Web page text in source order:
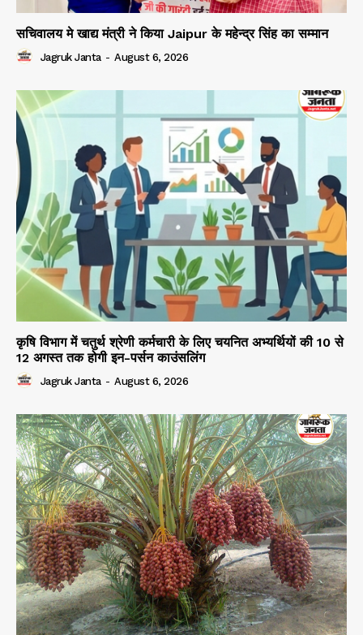
सचिवालय मे खाद्य मंत्री ने किया Jaipur के महेन्द्र सिंह का सम्मान
Jagruk Janta - August 6, 2026
कृषि विभाग में चतुर्थ श्रेणी कर्मचारी के लिए चयनित अभ्यर्थियों की 10 से
12 अगस्त तक होगी इन-पर्सन काउंसलिंग
Jagruk Janta - August 6, 2026